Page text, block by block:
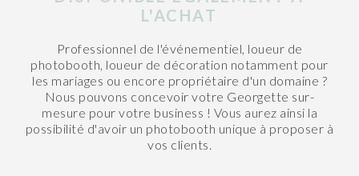
L'ACHAT
Professionnel de l'événementiel, loueur de
photobooth, loueur de décoration notamment pour
les mariages ou encore propriétaire d'un domaine ?
Nous pouvons concevoir votre Georgette sur-
mesure pour votre business ! Vous aurez ainsi la
possibilité d'avoir un photobooth unique à proposer à
vos clients.